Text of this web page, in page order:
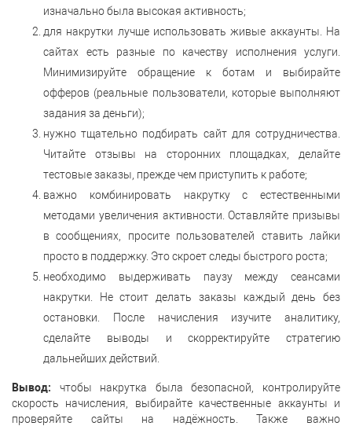
изначально была высокая активность;
для накрутки лучше использовать живые аккаунты. На
сайтах есть разные по качеству исполнения услуги.
Минимизируйте обращение к ботам и выбирайте
офферов (реальные пользователи, которые выполняют
задания за деньги);
нужно тщательно подбирать сайт для сотрудничества.
Читайте отзывы на сторонних площадках, делайте
тестовые заказы, прежде чем приступить к работе;
важно комбинировать накрутку с естественными
методами увеличения активности. Оставляйте призывы
в сообщениях, просите пользователей ставить лайки
просто в поддержку. Это скроет следы быстрого роста;
необходимо выдерживать паузу между сеансами
накрутки. Не стоит делать заказы каждый день без
остановки. После начисления изучите аналитику,
сделайте выводы и скорректируйте стратегию
дальнейших действий.
Вывод: чтобы накрутка была безопасной, контролируйте
скорость начисления, выбирайте качественные аккаунты и
проверяйте сайты на надёжность. Также важно